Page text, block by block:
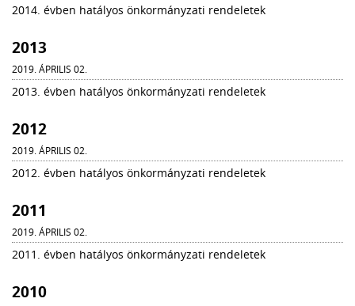
2014. évben hatályos önkormányzati rendeletek
2013
2019. ÁPRILIS 02.
2013. évben hatályos önkormányzati rendeletek
2012
2019. ÁPRILIS 02.
2012. évben hatályos önkormányzati rendeletek
2011
2019. ÁPRILIS 02.
2011. évben hatályos önkormányzati rendeletek
2010